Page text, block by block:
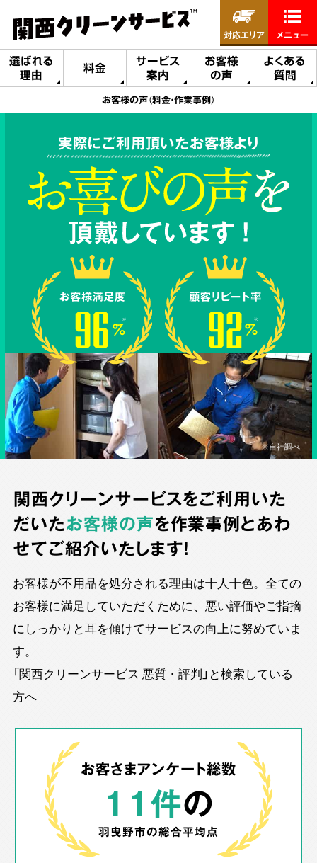
選ばれる
理由
料金
サービス
案内
お客様
の声
よくある
質問
対応エリア メニュー
お客様の声（料金・作業事例）
実際にご利用頂いたお客様より
※自社調べ
関西クリーンサービスをご利用いた
だいたお客様の声を作業事例とあわ
せてご紹介いたします！
お客様が不用品を処分される理由は十人十色。全ての
お客様に満足していただくために、悪い評価やご指摘
にしっかりと耳を傾けてサービスの向上に努めていま
す。
「関西クリーンサービス 悪質・評判」と検索している
方へ
お客さまアンケート総数
11件の
羽曳野市の総合平均点